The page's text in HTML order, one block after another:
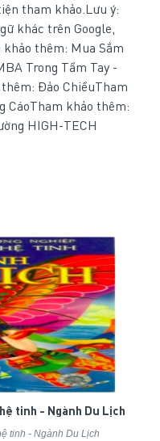
tham khảo.Lưu ý:
khác trên Google,
thêm: Mua Sắm
Trong Tầm Tay -
Đảo ChiềuTham
CáoTham khảo thêm:
HIGH-TECH
tinh - Ngành Du Lịch
tinh - Ngành Du Lịch